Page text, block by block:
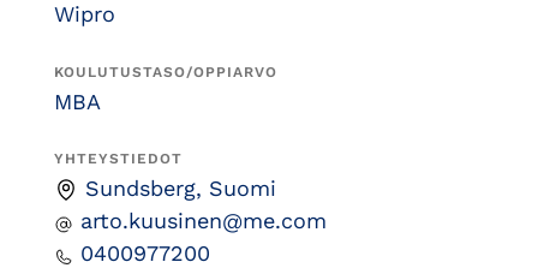
Wipro
KOULUTUSTASO/OPPIARVO
MBA
YHTEYSTIEDOT
Sundsberg, Suomi
arto.kuusinen@me.com
0400977200